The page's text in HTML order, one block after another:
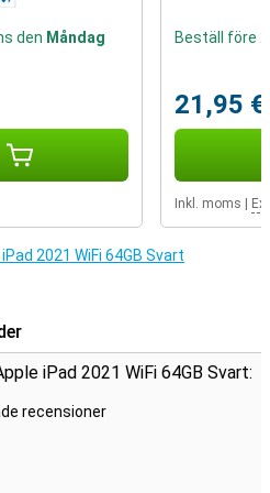
Detta gör att gränssnittet på
och lätt att använda. Dessutom
två appar samtidigt och bredvid
den Måndag Beställ före
21,95 €
Inkl. moms
2021 WiFi 64GB Svart
iPad 2021 WiFi 64GB Svart:
recensioner